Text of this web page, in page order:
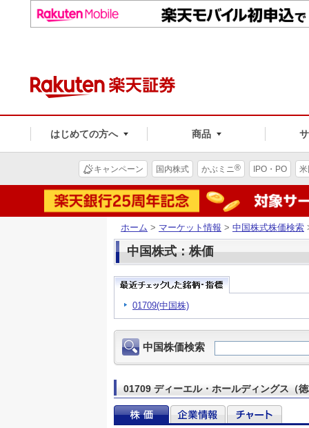
はじめての方へ 商品
キャンペーン 国内株式 かぶミニ® IPO・PO
ホーム > マーケット情報 > 中国株式株価検索
中国株式：株価
01709(中国株)